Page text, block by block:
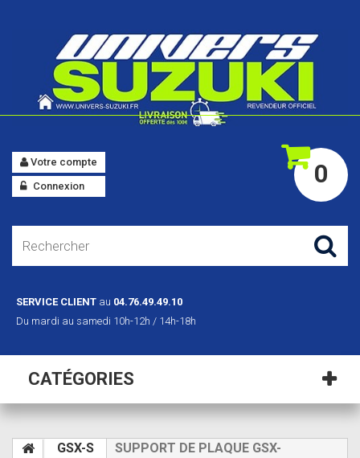
0
Votre compte
Connexion
SERVICE CLIENT au 04.76.49.49.10
Du mardi au samedi 10h-12h / 14h-18h
CATÉGORIES
GSX-S
SUPPORT DE PLAQUE GSX-